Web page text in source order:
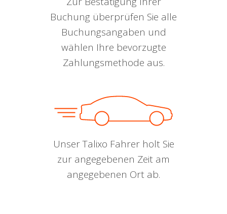
Buchung überprüfen Sie alle
Buchungsangaben und
wählen Ihre bevorzugte
Zahlungsmethode aus.
Unser Talixo Fahrer holt Sie
zur angegebenen Zeit am
angegebenen Ort ab.